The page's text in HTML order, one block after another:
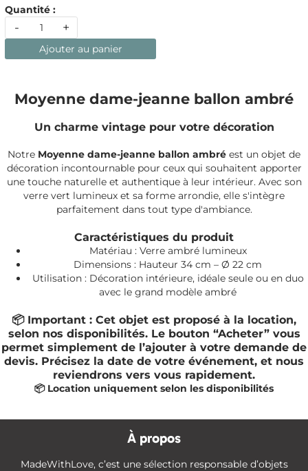
Quantité :
- +
Ajouter au panier
Moyenne dame-jeanne ballon ambré
Un charme vintage pour votre décoration
Notre Moyenne dame-jeanne ballon ambré est un objet de
décoration incontournable pour ceux qui souhaitent apporter
une touche naturelle et authentique à leur intérieur. Avec son
verre vert lumineux et sa forme arrondie, elle s'intègre
parfaitement dans tout type d'ambiance.
Caractéristiques du produit
Matériau : Verre ambré lumineux
Dimensions : Hauteur 34 cm – Ø 22 cm
Utilisation : Décoration intérieure, idéale seule ou en duo
avec le grand modèle ambré
📦 Important : Cet objet est proposé à la location,
selon nos disponibilités. Le bouton “Acheter” vous
permet simplement de l’ajouter à votre demande de
devis. Précisez la date de votre événement, et nous
reviendrons vers vous rapidement.
📦 Location uniquement selon les disponibilités
À propos
MadeWithLove, c’est une sélection responsable d’objets